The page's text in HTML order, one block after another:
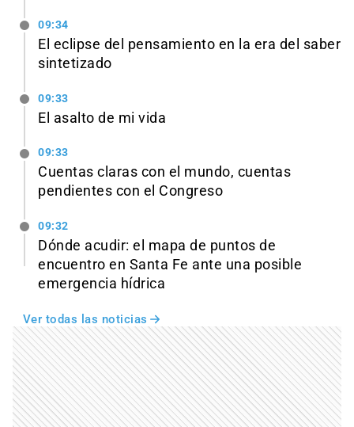
09:34
El eclipse del pensamiento en la era del saber
sintetizado
09:33
El asalto de mi vida
09:33
Cuentas claras con el mundo, cuentas
pendientes con el Congreso
09:32
Dónde acudir: el mapa de puntos de
encuentro en Santa Fe ante una posible
emergencia hídrica
Ver todas las noticias